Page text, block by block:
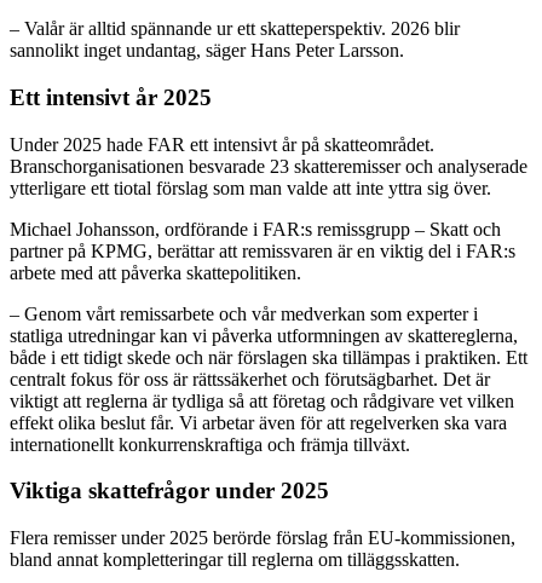
– Valår är alltid spännande ur ett skatteperspektiv. 2026 blir
sannolikt inget undantag, säger Hans Peter Larsson.
Ett intensivt år 2025
Under 2025 hade FAR ett intensivt år på skatteområdet.
Branschorganisationen besvarade 23 skatteremisser och analyserade
ytterligare ett tiotal förslag som man valde att inte yttra sig över.
Michael Johansson, ordförande i FAR:s remissgrupp – Skatt och
partner på KPMG, berättar att remissvaren är en viktig del i FAR:s
arbete med att påverka skattepolitiken.
– Genom vårt remissarbete och vår medverkan som experter i
statliga utredningar kan vi påverka utformningen av skattereglerna,
både i ett tidigt skede och när förslagen ska tillämpas i praktiken. Ett
centralt fokus för oss är rättssäkerhet och förutsägbarhet. Det är
viktigt att reglerna är tydliga så att företag och rådgivare vet vilken
effekt olika beslut får. Vi arbetar även för att regelverken ska vara
internationellt konkurrenskraftiga och främja tillväxt.
Viktiga skattefrågor under 2025
Flera remisser under 2025 berörde förslag från EU-kommissionen,
bland annat kompletteringar till reglerna om tilläggsskatten.